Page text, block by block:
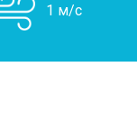
1 м/с